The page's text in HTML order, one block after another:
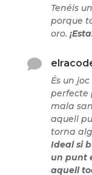
Tenéis
porque
oro.

És un
perfecte
mala
aquell
torna
Ideal si
un punt
aquell